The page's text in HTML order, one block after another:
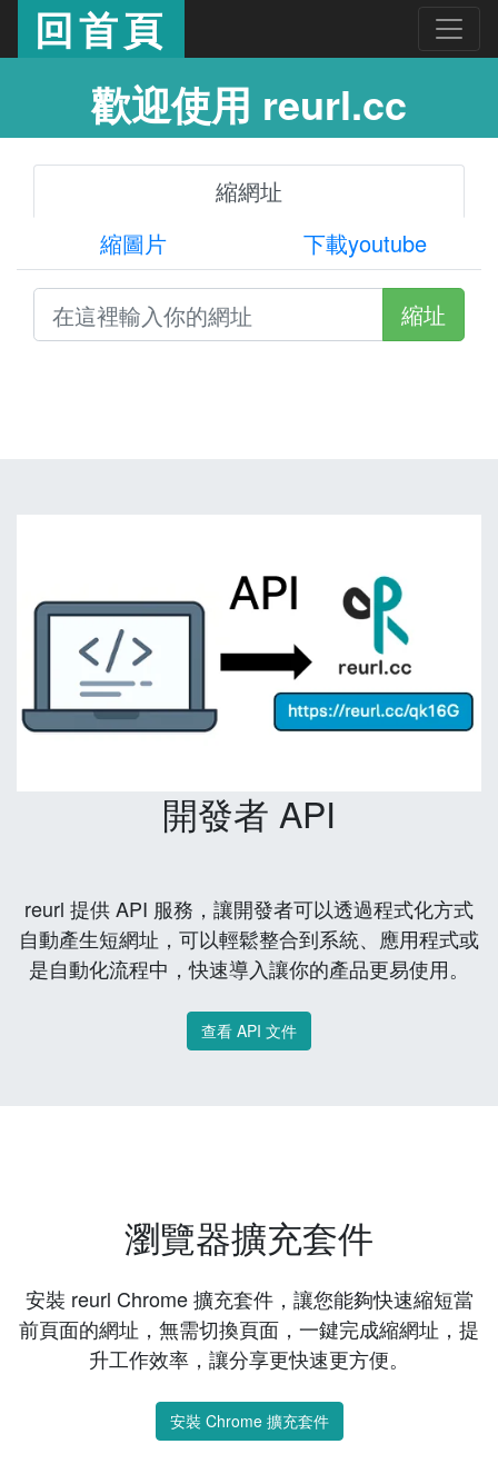
回首頁
歡迎使用 reurl.cc
縮網址
縮圖片
下載youtube
縮址
開發者 API
reurl 提供 API 服務，讓開發者可以透過程式化方式
自動產生短網址，可以輕鬆整合到系統、應用程式或
是自動化流程中，快速導入讓你的產品更易使用。
查看 API 文件
瀏覽器擴充套件
安裝 reurl Chrome 擴充套件，讓您能夠快速縮短當
前頁面的網址，無需切換頁面，一鍵完成縮網址，提
升工作效率，讓分享更快速更方便。
安裝 Chrome 擴充套件